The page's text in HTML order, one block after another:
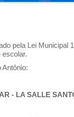
pela Lei Municipal
escolar.
- LA SALLE